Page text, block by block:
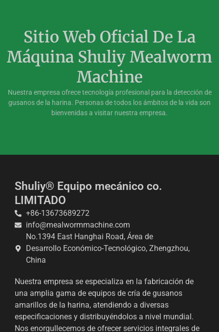
Sitio Web Oficial De La
Máquina Shuliy Mealworm
Machine
Nuestra empresa ofrece tecnología profesional para la detección de
gusanos de la harina. Personas de todos los ámbitos de la vida son
bienvenidas a visitar nuestra empresa.
Shuliy® Equipo mecánico co.
LIMITADO
+86-13673689272
info@mealwormmachine.com
No.1394 East Hanghai Road, Área de
Desarrollo Económico-Tecnológico, Zhengzhou,
China
Nuestra empresa se especializa en la fabricación de
una amplia gama de equipos de cría de gusanos
amarillos de la harina, atendiendo a diversas
especificaciones y distribuyéndolos a nivel mundial.
Nos enorgullecemos de ofrecer servicios integrales de